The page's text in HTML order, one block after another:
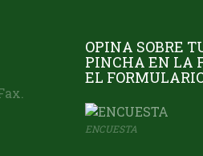
OPINA SOBRE
PINCHA EN LA
EL
ENCUESTA